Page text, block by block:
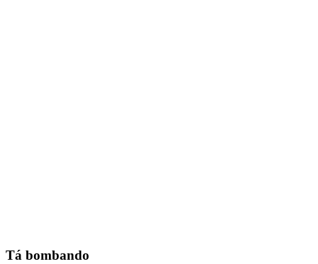
Tá bombando